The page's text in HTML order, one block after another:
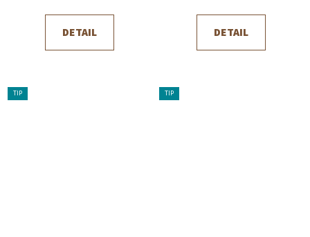
DETAIL DETAIL
TIP TIP